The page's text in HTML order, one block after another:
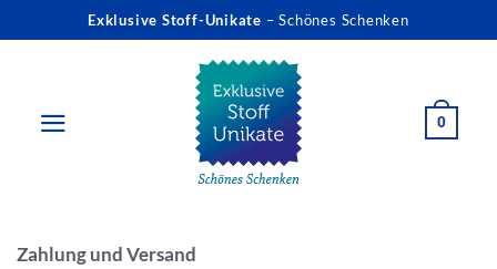
Inhalt
Exklusive Stoff-Unikate – Schönes Schenken
0
Zahlung und Versand